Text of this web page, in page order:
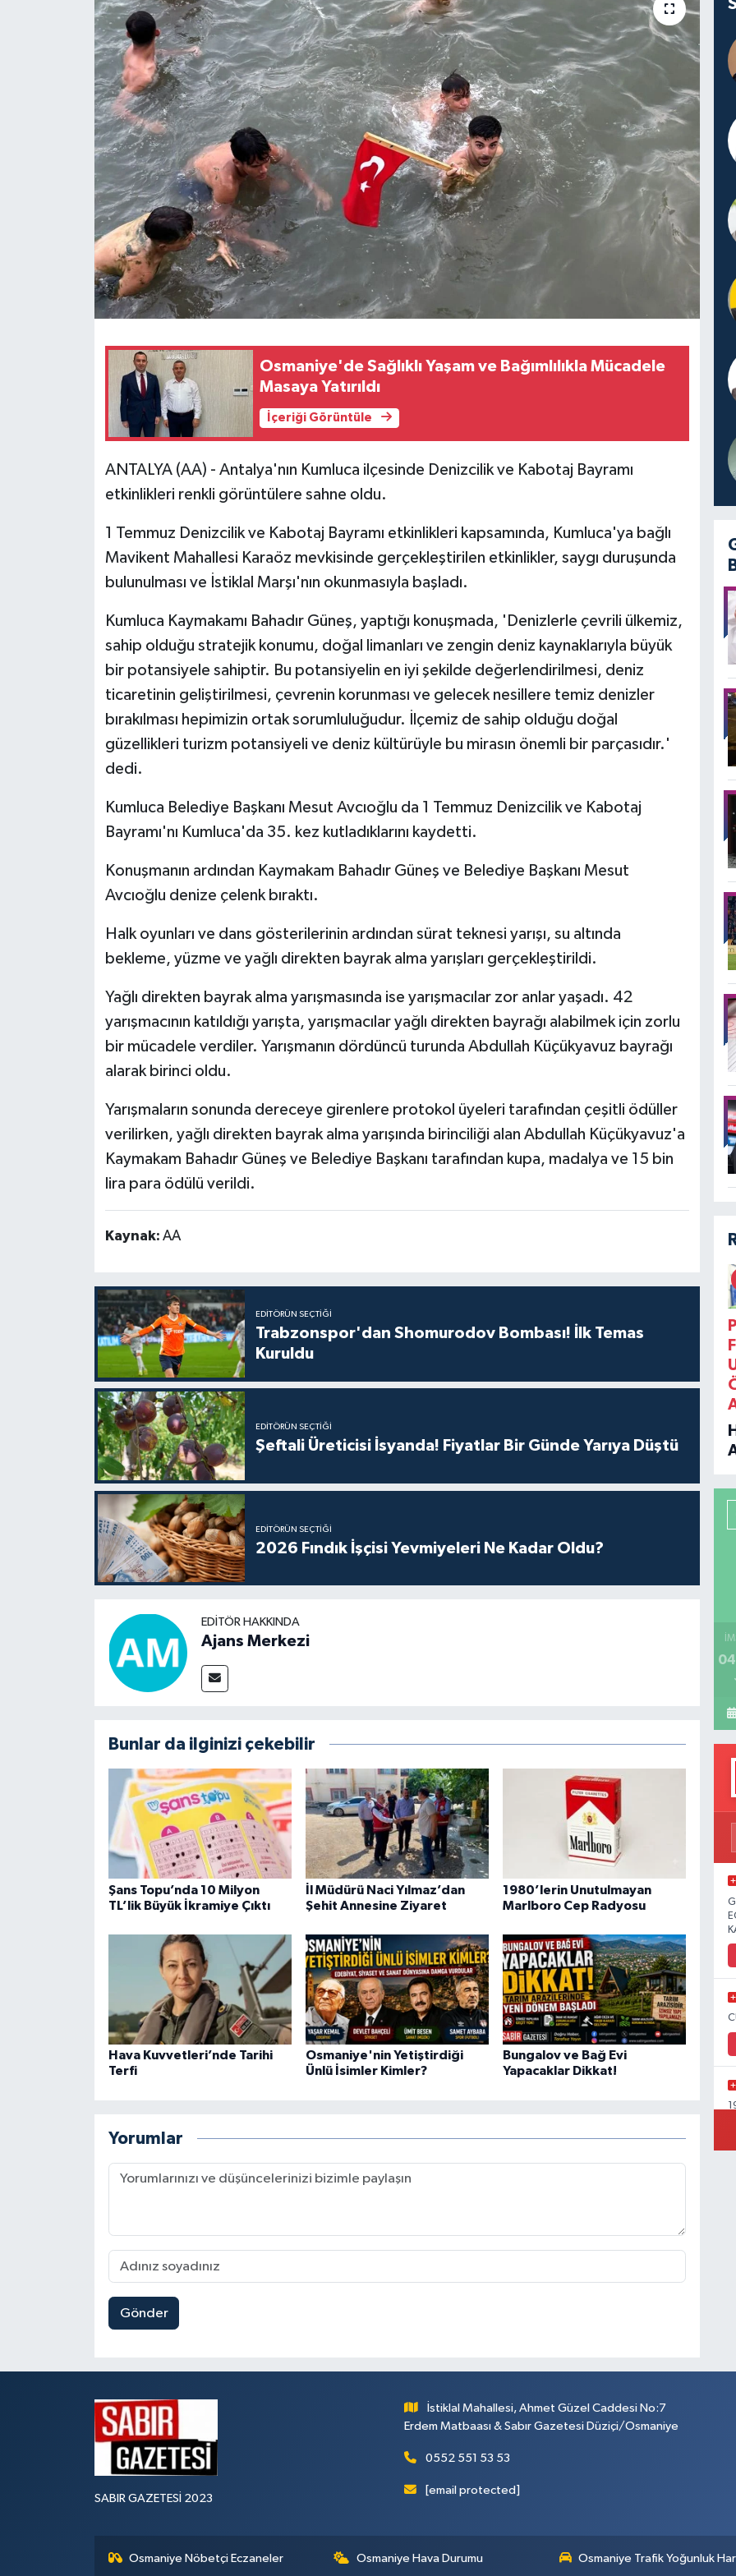
Osmaniye'de Sağlıklı Yaşam ve Bağımlılıkla Mücadele
Masaya Yatırıldı
İçeriği Görüntüle
ANTALYA (AA) - Antalya'nın Kumluca ilçesinde Denizcilik ve Kabotaj Bayramı
etkinlikleri renkli görüntülere sahne oldu.
1 Temmuz Denizcilik ve Kabotaj Bayramı etkinlikleri kapsamında, Kumluca'ya bağlı
Mavikent Mahallesi Karaöz mevkisinde gerçekleştirilen etkinlikler, saygı duruşunda
bulunulması ve İstiklal Marşı'nın okunmasıyla başladı.
Kumluca Kaymakamı Bahadır Güneş, yaptığı konuşmada, 'Denizlerle çevrili ülkemiz,
sahip olduğu stratejik konumu, doğal limanları ve zengin deniz kaynaklarıyla büyük
bir potansiyele sahiptir. Bu potansiyelin en iyi şekilde değerlendirilmesi, deniz
ticaretinin geliştirilmesi, çevrenin korunması ve gelecek nesillere temiz denizler
bırakılması hepimizin ortak sorumluluğudur. İlçemiz de sahip olduğu doğal
güzellikleri turizm potansiyeli ve deniz kültürüyle bu mirasın önemli bir parçasıdır.'
dedi.
Kumluca Belediye Başkanı Mesut Avcıoğlu da 1 Temmuz Denizcilik ve Kabotaj
Bayramı'nı Kumluca'da 35. kez kutladıklarını kaydetti.
Konuşmanın ardından Kaymakam Bahadır Güneş ve Belediye Başkanı Mesut
Avcıoğlu denize çelenk bıraktı.
Halk oyunları ve dans gösterilerinin ardından sürat teknesi yarışı, su altında
bekleme, yüzme ve yağlı direkten bayrak alma yarışları gerçekleştirildi.
Yağlı direkten bayrak alma yarışmasında ise yarışmacılar zor anlar yaşadı. 42
yarışmacının katıldığı yarışta, yarışmacılar yağlı direkten bayrağı alabilmek için zorlu
bir mücadele verdiler. Yarışmanın dördüncü turunda Abdullah Küçükyavuz bayrağı
alarak birinci oldu.
Yarışmaların sonunda dereceye girenlere protokol üyeleri tarafından çeşitli ödüller
verilirken, yağlı direkten bayrak alma yarışında birinciliği alan Abdullah Küçükyavuz'a
Kaymakam Bahadır Güneş ve Belediye Başkanı tarafından kupa, madalya ve 15 bin
lira para ödülü verildi.
Kaynak: AA
EDITÖRÜN SEÇTIĞI
Trabzonspor'dan Shomurodov Bombası! İlk Temas
Kuruldu
EDITÖRÜN SEÇTIĞI
Şeftali Üreticisi İsyanda! Fiyatlar Bir Günde Yarıya Düştü
EDITÖRÜN SEÇTIĞI
2026 Fındık İşçisi Yevmiyeleri Ne Kadar Oldu?
EDITÖR HAKKINDA
Ajans Merkezi
Bunlar da ilginizi çekebilir
Şans Topu’nda 10 Milyon
TL’lik Büyük İkramiye Çıktı
İl Müdürü Naci Yılmaz’dan
Şehit Annesine Ziyaret
1980’lerin Unutulmayan
Marlboro Cep Radyosu
Hava Kuvvetleri’nde Tarihi
Terfi
Osmaniye'nin Yetiştirdiği
Ünlü İsimler Kimler?
Bungalov ve Bağ Evi
Yapacaklar Dikkat!
Yorumlar
Gönder
SABIR GAZETESİ 2023
İstiklal Mahallesi, Ahmet Güzel Caddesi No:7
Erdem Matbaası & Sabır Gazetesi Düziçi/Osmaniye
0552 551 53 53
[email protected]
Osmaniye Nöbetçi Eczaneler Osmaniye Hava Durumu Osmaniye Trafik Yoğunluk